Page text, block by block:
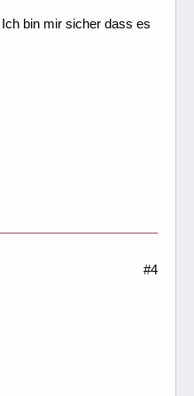
bin mir sicher dass es
#4